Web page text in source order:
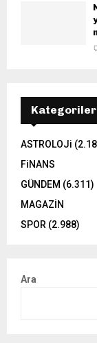
Kategoriler
ASTROLOJi
FiNANS
GÜNDEM (6.311)
MAGAZİN
SPOR (2.988)
Ara